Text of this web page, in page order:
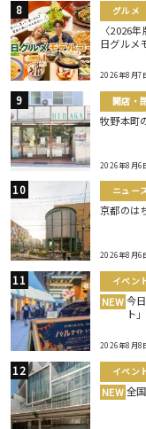
グルメ
〈2026
日グルメ
2026年8月7
開店・
牧野本町
2026年8月6
ニュー
京都のは
2026年8月6
イベン
NEW 今
ト
2026年8月8
イベン
NEW 全